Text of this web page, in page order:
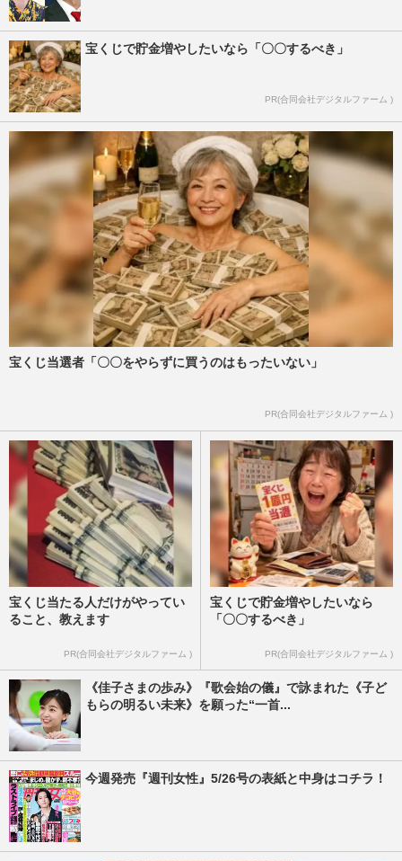
宝くじで貯金増やしたいなら「〇〇するべき」
PR(合同会社デジタルファーム )
宝くじ当選者「〇〇をやらずに買うのはもったいない」
PR(合同会社デジタルファーム )
宝くじ当たる人だけがやってい
ること、教えます
PR(合同会社デジタルファーム )
宝くじで貯金増やしたいなら
「〇〇するべき」
PR(合同会社デジタルファーム )
《佳子さまの歩み》『歌会始の儀』で詠まれた《子ど
もらの明るい未来》を願った“一首...
今週発売『週刊女性』5/26号の表紙と中身はコチラ！